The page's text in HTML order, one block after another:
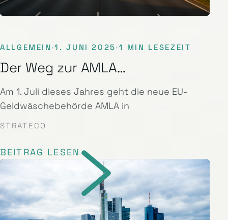
ALLGEMEIN ·1. JUNI 2025·1 MIN LESEZEIT
Der Weg zur AMLA…
Am 1. Juli dieses Jahres geht die neue EU-
Geldwäschebehörde AMLA in
STRATECO
BEITRAG LESEN